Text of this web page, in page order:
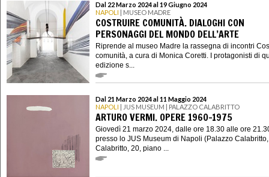
Dal 22 Marzo 2024 al 19 Giugno 2024
NAPOLI | MUSEO MADRE
COSTRUIRE COMUNITÀ. DIALOGHI CON
PERSONAGGI DEL MONDO DELL’ARTE
Riprende al museo Madre la rassegna di incontri
comunità, a cura di Monica Coretti. I protagonisti di
edizione s...
Dal 21 Marzo 2024 al 11 Maggio 2024
NAPOLI | JUS MUSEUM | PALAZZO CALABRITTO
ARTURO VERMI. OPERE 1960-1975
Giovedì 21 marzo 2024, dalle ore 18.30 alle ore
presso lo JUS Museum di Napoli (Palazzo
Calabritto, 20, piano ...